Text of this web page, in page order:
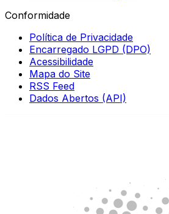
Conformidade
Política de Privacidade
Encarregado LGPD (DPO)
Acessibilidade
Mapa do Site
RSS Feed
Dados Abertos (API)